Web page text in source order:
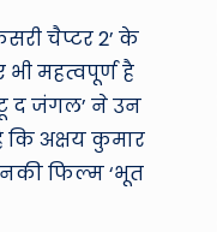
चैप्टर 2’ के
महत्वपूर्ण है
द जंगल’ ने उन
अक्षय कुमार
फिल्म ‘भूत